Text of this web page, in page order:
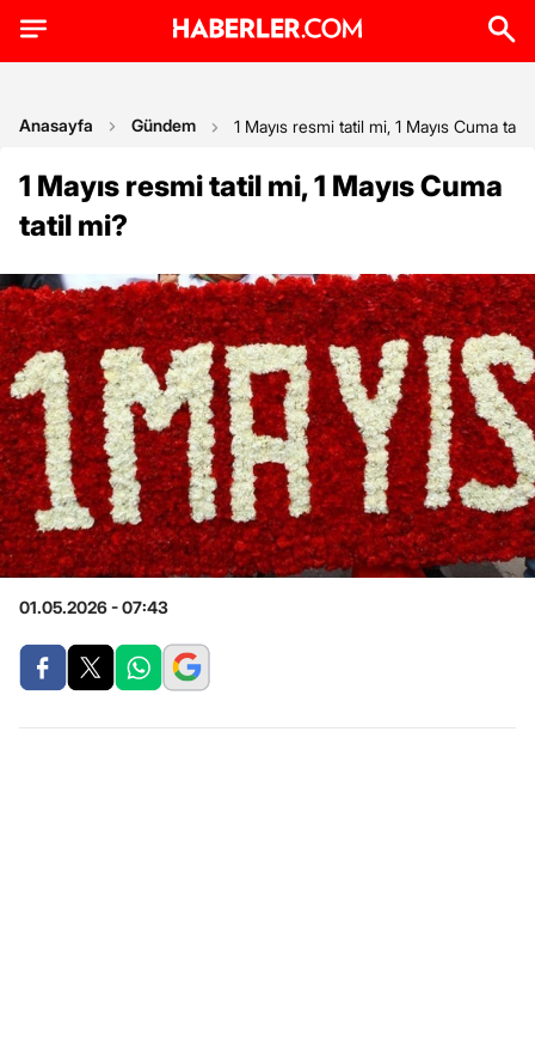
Anasayfa Gündem 1 Mayıs resmi tatil mi, 1 Mayıs Cuma tatil
1 Mayıs resmi tatil mi, 1 Mayıs Cuma
tatil mi?
01.05.2026 - 07:43